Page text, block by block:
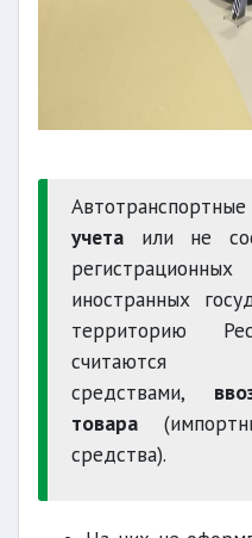
учета или не
иностранных
территорию
считаются
средствами,
товара
средства).